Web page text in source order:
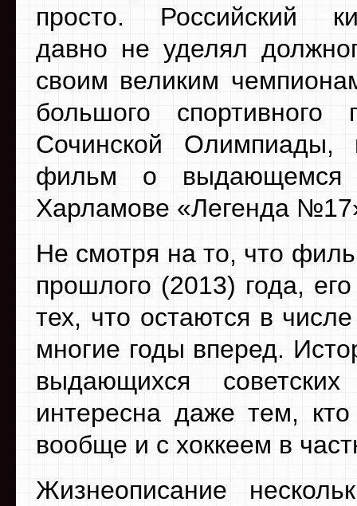
просто. Российский
давно не уделял
своим великим
большого
Сочинской Олимпиады,
фильм о выдающемся
Харламове «Легенда
Не смотря на то, что
прошлого (2013) года,
тех, что остаются в
многие годы вперед.
выдающихся
интересна даже тем,
вообще и с хоккеем в
Жизнеописание